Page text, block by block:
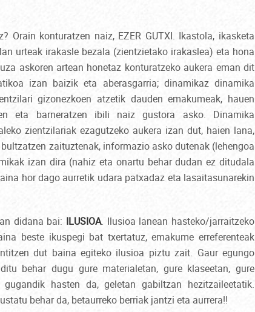
Orain konturatzen naiz, EZER GUTXI. Ikastola, ikasketa
urteak irakasle bezala (zientzietako irakaslea) eta hona
askoren artean honetaz konturatzeko aukera eman dit
izan baizik eta aberasgarria; dinamikaz dinamika
gizonezkoen atzetik dauden emakumeak, hauen
eta barneratzen ibili naiz gustora asko. Dinamika
zientzilariak ezagutzeko aukera izan dut, haien lana,
zaituztenak, informazio asko dutenak (lehengoa
izan dira (nahiz eta onartu behar dudan ez ditudala
hor dago aurretik udara patxadaz eta lasaitasunarekin
didana bai: ILUSIOA. Ilusioa lanean hasteko/jarraitzeko
beste ikuspegi bat txertatuz, emakume erreferenteak
dut baina egiteko ilusioa piztu zait. Gaur egungo
behar dugu gure materialetan, gure klaseetan, gure
hasten da, geletan gabiltzan hezitzaileetatik.
behar da, betaurreko berriak jantzi eta aurrera!!